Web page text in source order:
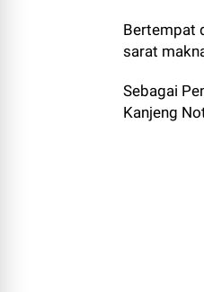
Bertempat
sarat
Sebagai
Kanjeng